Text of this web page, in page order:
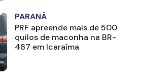
PARANÁ
PRF apreende mais de 500
quilos de maconha na BR-
487 em Icaraíma